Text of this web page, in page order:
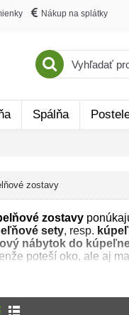
Nákup na splátky
Spálňa
zostavy
zostavy
sety, resp.
nábytok do
poteší oko, ale aj
zostavy sa
pod umývadlo,